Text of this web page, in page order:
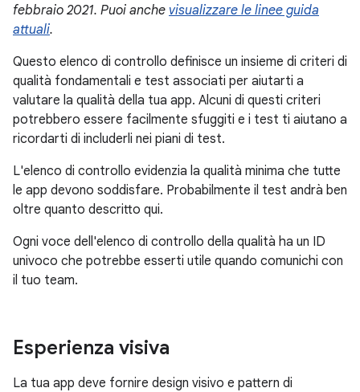
febbraio 2021. Puoi anche visualizzare le linee guida
attuali.
Questo elenco di controllo definisce un insieme di criteri di
qualità fondamentali e test associati per aiutarti a
valutare la qualità della tua app. Alcuni di questi criteri
potrebbero essere facilmente sfuggiti e i test ti aiutano a
ricordarti di includerli nei piani di test.
L'elenco di controllo evidenzia la qualità minima che tutte
le app devono soddisfare. Probabilmente il test andrà ben
oltre quanto descritto qui.
Ogni voce dell'elenco di controllo della qualità ha un ID
univoco che potrebbe esserti utile quando comunichi con
il tuo team.
Esperienza visiva
La tua app deve fornire design visivo e pattern di